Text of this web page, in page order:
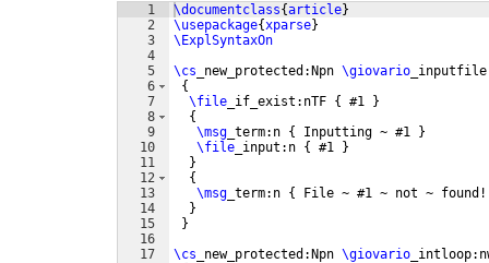
1
2
3
4
5
6
7
8
9
10
11
12
13
14
15
16
17
\documentclass{article}
\usepackage{xparse}
\ExplSyntaxOn
\cs _new_protected:Npn \giovario
{
\file _if_exist:nTF { #1 }
{
\msg _term:n { Inputting ~ #1 }
\file _input:n { #1 }
}
{
\msg _term:n { File ~ #1 ~ not ~
}
}
\cs _new_protected:Npn \giovario